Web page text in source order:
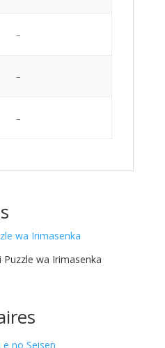
–
–
–
Puzzle wa Irimasenka